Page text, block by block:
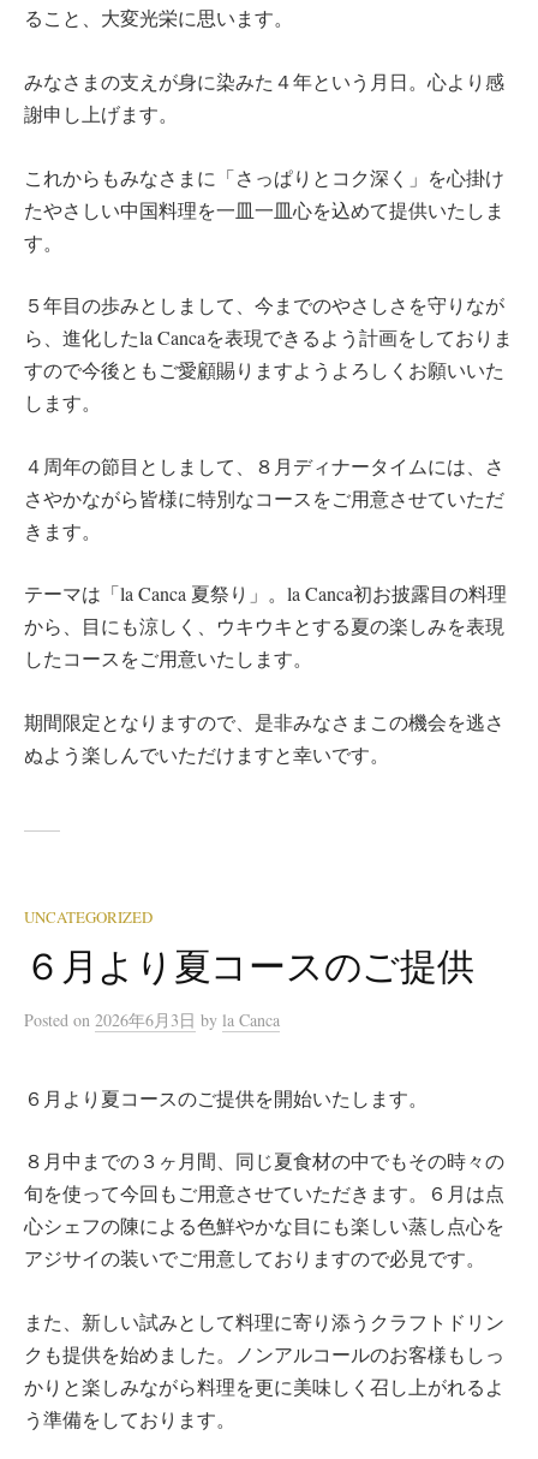
ること、大変光栄に思います。
みなさまの支えが身に染みた４年という月日。心より感
謝申し上げます。
これからもみなさまに「さっぱりとコク深く」を心掛け
たやさしい中国料理を一皿一皿心を込めて提供いたしま
す。
５年目の歩みとしまして、今までのやさしさを守りなが
ら、進化したla Cancaを表現できるよう計画をしておりま
すので今後ともご愛顧賜りますようよろしくお願いいた
します。
４周年の節目としまして、８月ディナータイムには、さ
さやかながら皆様に特別なコースをご用意させていただ
きます。
テーマは「la Canca 夏祭り」。la Canca初お披露目の料理
から、目にも涼しく、ウキウキとする夏の楽しみを表現
したコースをご用意いたします。
期間限定となりますので、是非みなさまこの機会を逃さ
ぬよう楽しんでいただけますと幸いです。
UNCATEGORIZED
６月より夏コースのご提供
Posted on 2026年6月3日 by la Canca
６月より夏コースのご提供を開始いたします。
８月中までの３ヶ月間、同じ夏食材の中でもその時々の
旬を使って今回もご用意させていただきます。６月は点
心シェフの陳による色鮮やかな目にも楽しい蒸し点心を
アジサイの装いでご用意しておりますので必見です。
また、新しい試みとして料理に寄り添うクラフトドリン
クも提供を始めました。ノンアルコールのお客様もしっ
かりと楽しみながら料理を更に美味しく召し上がれるよ
う準備をしております。